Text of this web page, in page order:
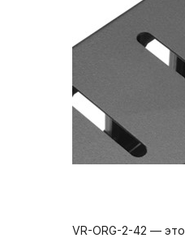
VR-ORG-2-42 —